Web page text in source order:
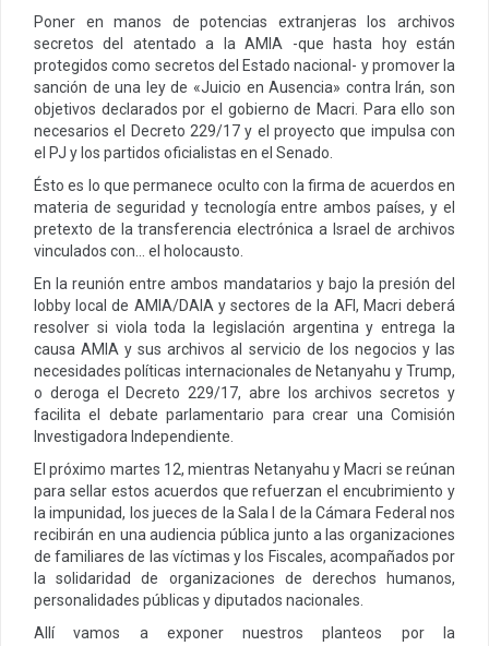
Poner en manos de potencias extranjeras los archivos
secretos del atentado a la AMIA -que hasta hoy están
protegidos como secretos del Estado nacional- y promover la
sanción de una ley de «Juicio en Ausencia» contra Irán, son
objetivos declarados por el gobierno de Macri. Para ello son
necesarios el Decreto 229/17 y el proyecto que impulsa con
el PJ y los partidos oficialistas en el Senado.
Ésto es lo que permanece oculto con la firma de acuerdos en
materia de seguridad y tecnología entre ambos países, y el
pretexto de la transferencia electrónica a Israel de archivos
vinculados con… el holocausto.
En la reunión entre ambos mandatarios y bajo la presión del
lobby local de AMIA/DAIA y sectores de la AFI, Macri deberá
resolver si viola toda la legislación argentina y entrega la
causa AMIA y sus archivos al servicio de los negocios y las
necesidades políticas internacionales de Netanyahu y Trump,
o deroga el Decreto 229/17, abre los archivos secretos y
facilita el debate parlamentario para crear una Comisión
Investigadora Independiente.
El próximo martes 12, mientras Netanyahu y Macri se reúnan
para sellar estos acuerdos que refuerzan el encubrimiento y
la impunidad, los jueces de la Sala I de la Cámara Federal nos
recibirán en una audiencia pública junto a las organizaciones
de familiares de las víctimas y los Fiscales, acompañados por
la solidaridad de organizaciones de derechos humanos,
personalidades públicas y diputados nacionales.
Allí vamos a exponer nuestros planteos por la